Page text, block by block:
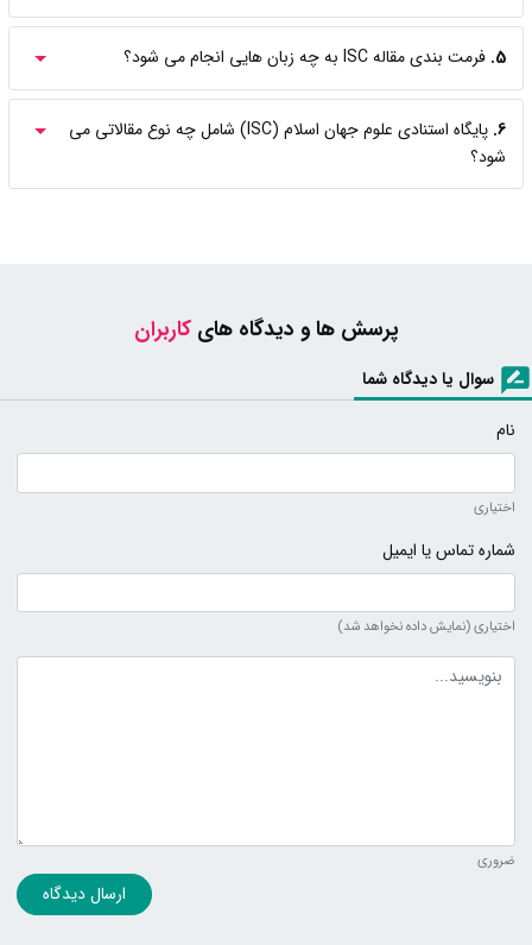
5. فرمت بندی مقاله ISC به چه زبان هایی انجام می شود؟
6.
پایگاه استنادی علوم جهان اسلام (ISC) شامل چه نوع مقالاتی می
شود؟
پرسش ها و دیدگاه هایکاربران
سوال یا دیدگاه شما
نام
اختیاری
شماره تماس یا ایمیل
اختیاری (نمایش داده نخواهد شد)
متن دیدگاه
ضروری
ارسال دیدگاه